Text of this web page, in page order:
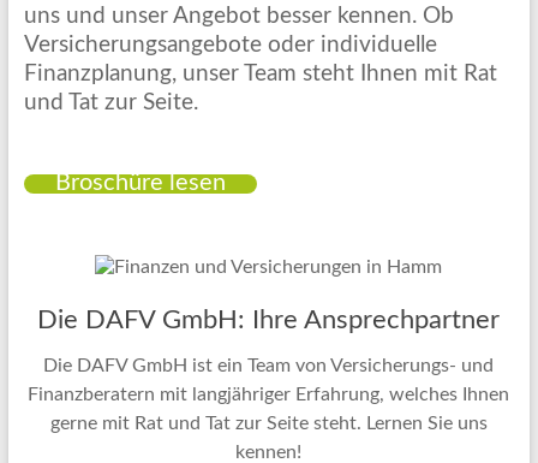
uns und unser Angebot besser kennen. Ob
Versicherungsangebote oder individuelle
Finanzplanung, unser Team steht Ihnen mit Rat
und Tat zur Seite.
Broschüre lesen
Die DAFV GmbH: Ihre Ansprechpartner
Die DAFV GmbH ist ein Team von Versicherungs- und
Finanzberatern mit langjähriger Erfahrung, welches Ihnen
gerne mit Rat und Tat zur Seite steht. Lernen Sie uns
kennen!